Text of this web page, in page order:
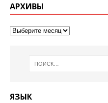
АРХИВЫ
ЯЗЫК